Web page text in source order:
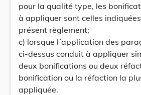
pour la qualité type, les
à appliquer sont celles
présent règlement;
c) lorsque l´application des
ci-dessus conduit à appliquer
deux bonifications ou deux
bonification ou la réfaction la
appliquée.